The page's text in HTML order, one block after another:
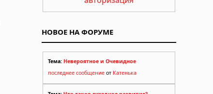
НОВОЕ НА ФОРУМЕ
Тема: Невероятное и Очевидное
последнее сообщение от Катенька